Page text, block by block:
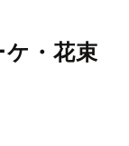
ケ・花束